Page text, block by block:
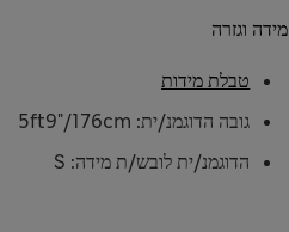
מידה וגזרה
גובה הדוגמנ/ית: 5ft9"/176cm
הדוגמנ/ית לובש/ת מידה: S
טבלת מידות